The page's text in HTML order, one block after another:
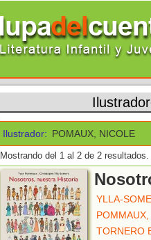
Ilustrador: POMAUX, NICOLE
Mostrando del 1 al 2 de 2 resultados.
YLLA-
POMMAUX,
TORNERO